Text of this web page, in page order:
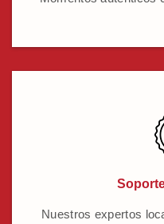
Nuestros expertos